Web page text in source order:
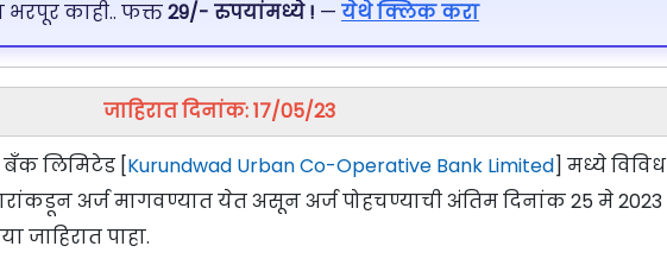
काही.. फक्त29/- रुपयांमध्ये ! — येथे क्लिक करा
जाहिरात दिनांक: 17/05/23
लिमिटेड [Kurundwad Urban Co-Operative Bank Limited] मध्ये विविध
अर्ज मागवण्यात येत असून अर्ज पोहचण्याची अंतिम दिनांक 25 मे 2023
जाहिरात पाहा.